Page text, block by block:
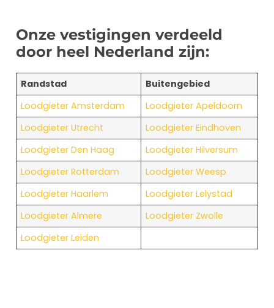
Onze vestigingen verdeeld
door heel Nederland zijn:
Randstad
Buitengebied
Loodgieter Amsterdam
Loodgieter Apeldoorn
Loodgieter Utrecht
Loodgieter Eindhoven
Loodgieter Den Haag
Loodgieter Hilversum
Loodgieter Rotterdam
Loodgieter Weesp
Loodgieter Haarlem
Loodgieter Lelystad
Loodgieter Almere
Loodgieter Zwolle
Loodgieter Leiden